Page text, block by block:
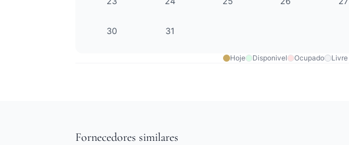
30 31
Hoje Disponivel Ocupado Livre
Fornecedores similares